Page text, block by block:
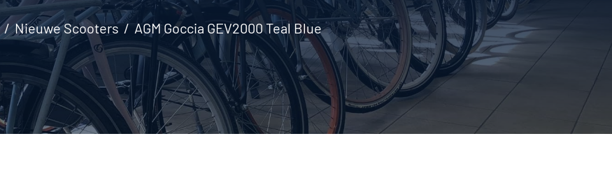
Nieuwe Scooters AGM Goccia GEV2000 Teal Blue